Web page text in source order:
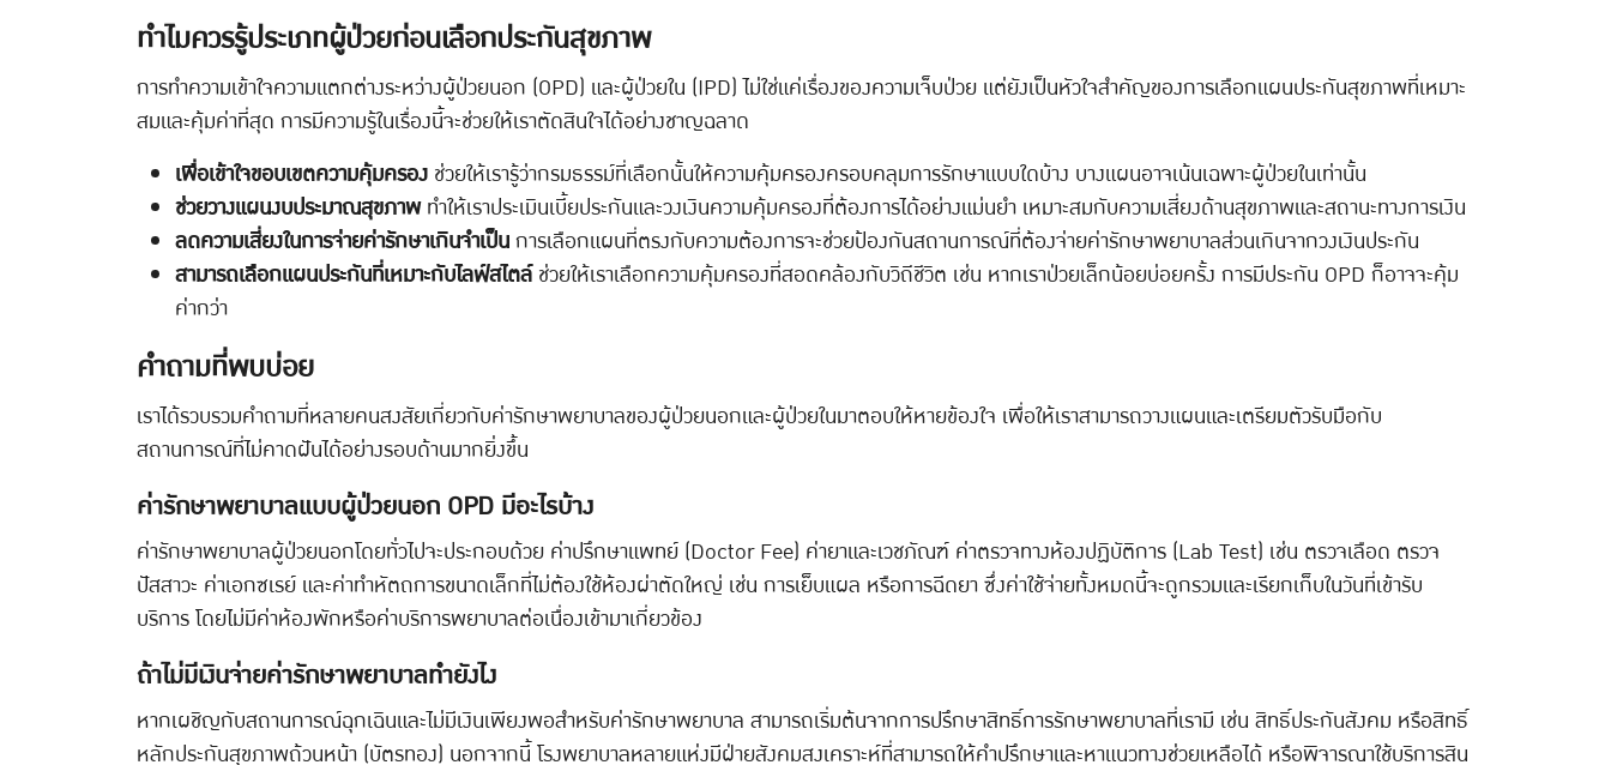
ทำไมควรรู้ประเภทผู้ป่วยก่อนเลือกประกันสุขภาพ
การทำความเข้าใจความแตกต่างระหว่างผู้ป่วยนอก (OPD) และผู้ป่วยใน (IPD) ไม่ใช่แค่เรื่องของความเจ็บป่วย แต่ยังเป็นหัวใจสำคัญของการเลือกแผนประกันสุขภาพที่เหมาะ
สมและคุ้มค่าที่สุด การมีความรู้ในเรื่องนี้จะช่วยให้เราตัดสินใจได้อย่างชาญฉลาด
เพื่อเข้าใจขอบเขตความคุ้มครอง ช่วยให้เรารู้ว่ากรมธรรม์ที่เลือกนั้นให้ความคุ้มครองครอบคลุมการรักษาแบบใดบ้าง บางแผนอาจเน้นเฉพาะผู้ป่วยในเท่านั้น
ช่วยวางแผนงบประมาณสุขภาพทำให้เราประเมินเบี้ยประกันและวงเงินความคุ้มครองที่ต้องการได้อย่างแม่นยำ เหมาะสมกับความเสี่ยงด้านสุขภาพและสถานะทางการเงิน
ลดความเสี่ยงในการจ่ายค่ารักษาเกินจำเป็นการเลือกแผนที่ตรงกับความต้องการจะช่วยป้องกันสถานการณ์ที่ต้องจ่ายค่ารักษาพยาบาลส่วนเกินจากวงเงินประกัน
สามารถเลือกแผนประกันที่เหมาะกับไลฟ์สไตล์ช่วยให้เราเลือกความคุ้มครองที่สอดคล้องกับวิถีชีวิต เช่น หากเราป่วยเล็กน้อยบ่อยครั้ง การมีประกัน OPD ก็อาจจะคุ้ม
ค่ากว่า
คำถามที่พบบ่อย
เราได้รวบรวมคำถามที่หลายคนสงสัยเกี่ยวกับค่ารักษาพยาบาลของผู้ป่วยนอกและผู้ป่วยในมาตอบให้หายข้องใจ เพื่อให้เราสามารถวางแผนและเตรียมตัวรับมือกับ
สถานการณ์ที่ไม่คาดฝันได้อย่างรอบด้านมากยิ่งขึ้น
ค่ารักษาพยาบาลแบบผู้ป่วยนอก OPD มีอะไรบ้าง
ค่ารักษาพยาบาลผู้ป่วยนอกโดยทั่วไปจะประกอบด้วย ค่าปรึกษาแพทย์ (Doctor Fee) ค่ายาและเวชภัณฑ์ ค่าตรวจทางห้องปฏิบัติการ (Lab Test) เช่น ตรวจเลือด ตรวจ
ปัสสาวะ ค่าเอกซเรย์ และค่าทำหัตถการขนาดเล็กที่ไม่ต้องใช้ห้องผ่าตัดใหญ่ เช่น การเย็บแผล หรือการฉีดยา ซึ่งค่าใช้จ่ายทั้งหมดนี้จะถูกรวมและเรียกเก็บในวันที่เข้ารับ
บริการ โดยไม่มีค่าห้องพักหรือค่าบริการพยาบาลต่อเนื่องเข้ามาเกี่ยวข้อง
ถ้าไม่มีเงินจ่ายค่ารักษาพยาบาลทำยังไง
หากเผชิญกับสถานการณ์ฉุกเฉินและไม่มีเงินเพียงพอสำหรับค่ารักษาพยาบาล สามารถเริ่มต้นจากการปรึกษาสิทธิ์การรักษาพยาบาลที่เรามี เช่น สิทธิ์ประกันสังคม หรือสิทธิ์
หลักประกันสุขภาพถ้วนหน้า (บัตรทอง) นอกจากนี้ โรงพยาบาลหลายแห่งมีฝ่ายสังคมสงเคราะห์ที่สามารถให้คำปรึกษาและหาแนวทางช่วยเหลือได้ หรือพิจารณาใช้บริการสิน